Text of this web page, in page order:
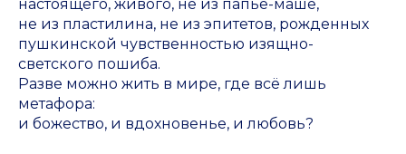
настоящего, живого, не из папье-маше,
не из пластилина, не из эпитетов, рожденных
пушкинской чувственностью изящно-
светского пошиба.
Разве можно жить в мире, где всё лишь
метафора:
и божество, и вдохновенье, и любовь?